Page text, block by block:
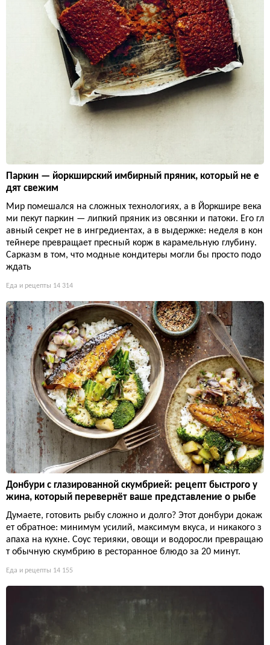
Паркин — йоркширский имбирный пряник, который не е
дят свежим
Мир помешался на сложных технологиях, а в Йоркшире века
ми пекут паркин — липкий пряник из овсянки и патоки. Его гл
авный секрет не в ингредиентах, а в выдержке: неделя в кон
тейнере превращает пресный корж в карамельную глубину.
Сарказм в том, что модные кондитеры могли бы просто подо
ждать
Еда и рецепты 14 314
Донбури с глазированной скумбрией: рецепт быстрого у
жина, который перевернёт ваше представление о рыбе
Думаете, готовить рыбу сложно и долго? Этот донбури докаж
ет обратное: минимум усилий, максимум вкуса, и никакого з
апаха на кухне. Соус терияки, овощи и водоросли превращаю
т обычную скумбрию в ресторанное блюдо за 20 минут.
Еда и рецепты 14 155